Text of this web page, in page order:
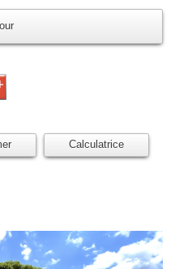
Calculatrice